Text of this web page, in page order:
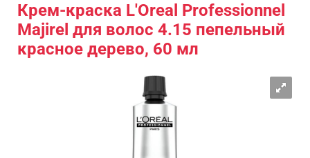
Крем-краска L'Oreal Professionnel
Majirel для волос 4.15 пепельный
красное дерево, 60 мл